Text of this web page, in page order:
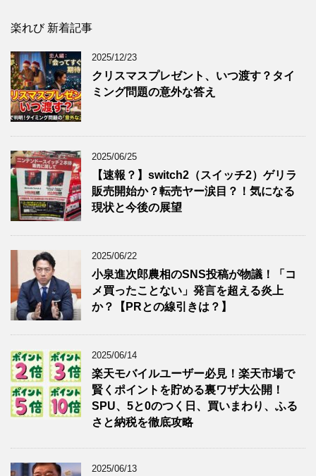
楽れび 新着記事
2025/12/23
クリスマスプレゼント、いつ渡す？タイ
ミング問題の意外な答え
2025/06/25
【速報？】switch2（スイッチ2）ゲリラ
販売開始か？転売ヤー涙目？！気になる
現状と今後の展望
2025/06/22
小泉進次郎農相のSNS投稿が物議！「コ
メ買ったことない」発言を超える炎上
か？【PRとの線引きは？】
2025/06/14
楽天モバイルユーザー必見！楽天市場で
賢くポイントを貯める裏ワザ大公開！
SPU、5と0のつく日、買いまわり、ふる
さと納税を徹底攻略
2025/06/13